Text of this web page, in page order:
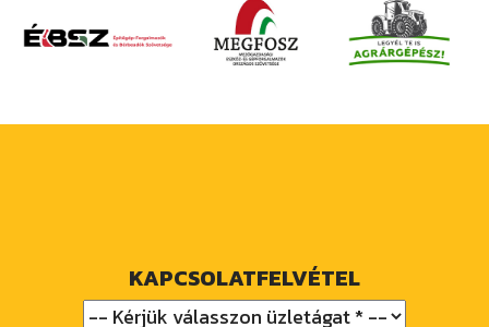
KAPCSOLATFELVÉTEL